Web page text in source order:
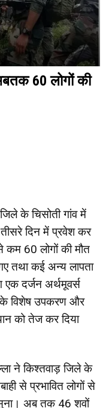
60 लोगों की
के चिसोती गांव में
दिन में प्रवेश कर
60 लोगों की मौत
तथा कई अन्य लापता
एक दर्जन अर्थमूवर्स
के विशेष उपकरण और
को तेज कर दिया
ने किश्तवाड़ जिले के
से प्रभावित लोगों से
अब तक 46 शवों